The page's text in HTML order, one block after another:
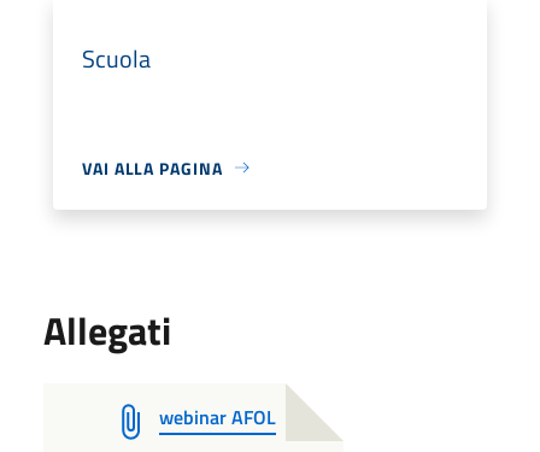
Scuola
VAI ALLA PAGINA
Allegati
webinar AFOL